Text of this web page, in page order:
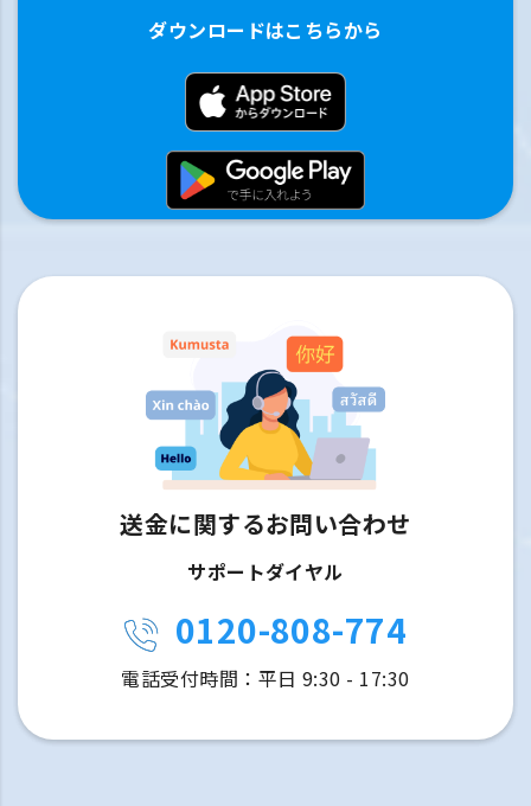
ダウンロードはこちらから
送金に関するお問い合わせ
サポートダイヤル
0120-808-774
電話受付時間：平日 9:30 - 17:30